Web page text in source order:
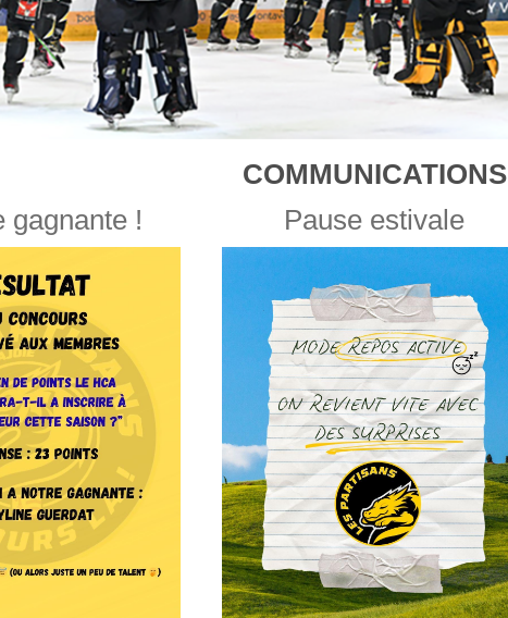
COMMUNICATIONS
gagnante !
Pause estivale